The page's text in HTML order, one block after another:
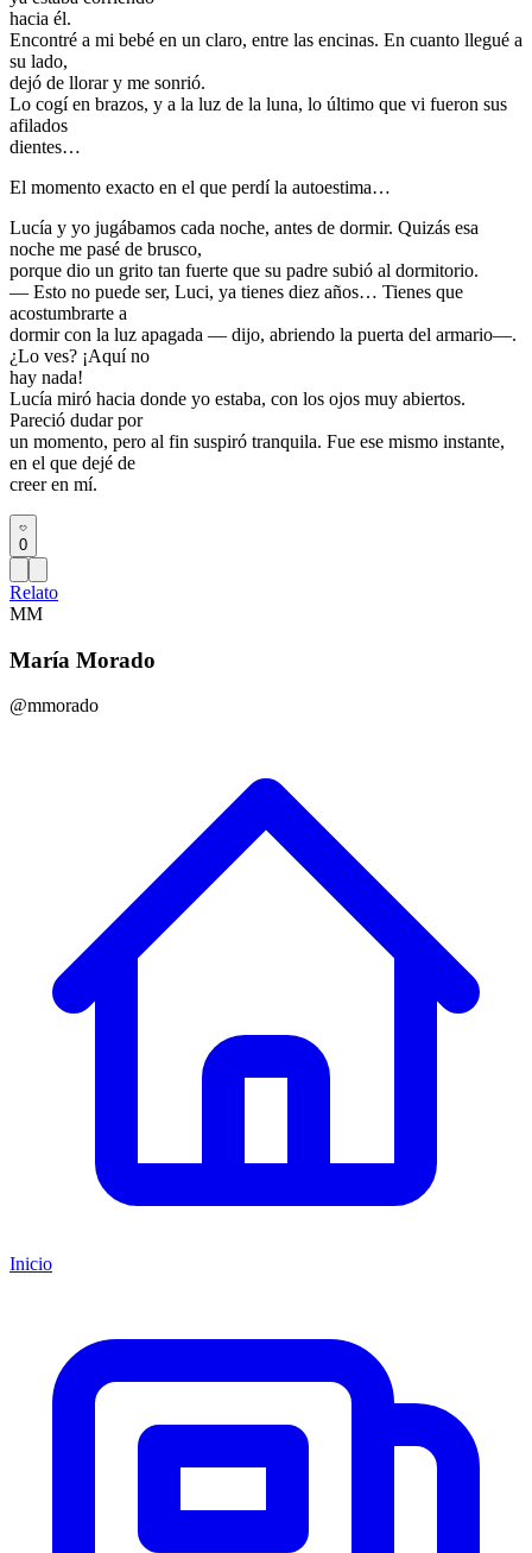
hacia él.
Encontré a mi bebé en un claro, entre las encinas. En cuanto llegué a
su lado,
dejó de llorar y me sonrió.
Lo cogí en brazos, y a la luz de la luna, lo último que vi fueron sus
afilados
dientes…
El momento exacto en el que perdí la autoestima…
Lucía y yo jugábamos cada noche, antes de dormir. Quizás esa
noche me pasé de brusco,
porque dio un grito tan fuerte que su padre subió al dormitorio.
— Esto no puede ser, Luci, ya tienes diez años… Tienes que
acostumbrarte a
dormir con la luz apagada — dijo, abriendo la puerta del armario—.
¿Lo ves? ¡Aquí no
hay nada!
Lucía miró hacia donde yo estaba, con los ojos muy abiertos.
Pareció dudar por
un momento, pero al fin suspiró tranquila. Fue ese mismo instante,
en el que dejé de
creer en mí.
0
Relato
MM
María Morado
@mmorado
Inicio